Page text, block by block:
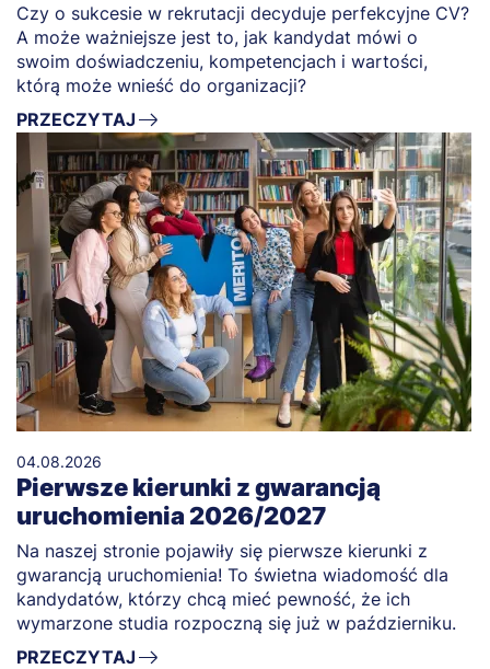
Czy o sukcesie w rekrutacji decyduje perfekcyjne CV?
A może ważniejsze jest to, jak kandydat mówi o
swoim doświadczeniu, kompetencjach i wartości,
którą może wnieść do organizacji?
PRZECZYTAJ
04.08.2026
Pierwsze kierunki z gwarancją
uruchomienia 2026/2027
Na naszej stronie pojawiły się pierwsze kierunki z
gwarancją uruchomienia! To świetna wiadomość dla
kandydatów, którzy chcą mieć pewność, że ich
wymarzone studia rozpoczną się już w październiku.
PRZECZYTAJ